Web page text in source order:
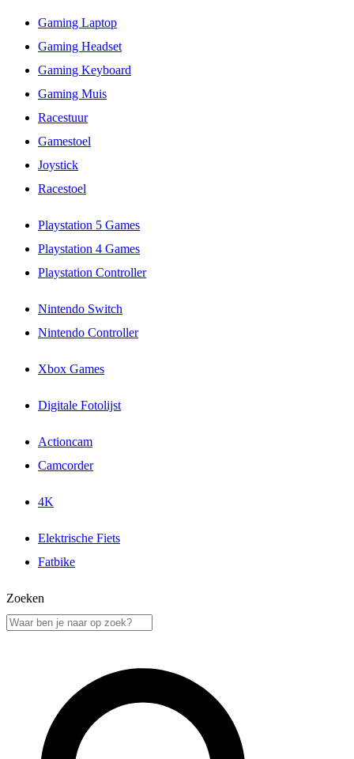
Gaming Laptop
Gaming Headset
Gaming Keyboard
Gaming Muis
Racestuur
Gamestoel
Joystick
Racestoel
Playstation 5 Games
Playstation 4 Games
Playstation Controller
Nintendo Switch
Nintendo Controller
Xbox Games
Digitale Fotolijst
Actioncam
Camcorder
4K
Elektrische Fiets
Fatbike
Zoeken